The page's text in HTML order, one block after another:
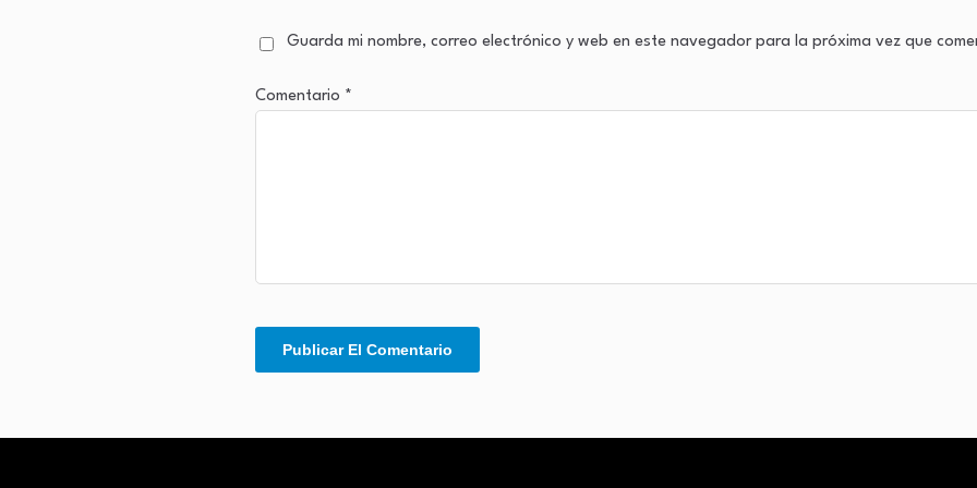
Guarda mi nombre, correo electrónico y web en este navegador para la próxima vez que
Comentario *